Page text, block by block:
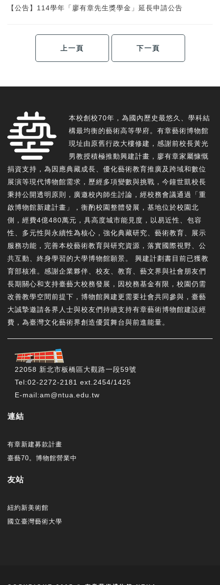
【公告】114學年「廖有章先生獎學金」延長申請公告
上一頁 下一頁
本校創校70年，為國內歷史最悠久、學科結
構最均衡的藝術高等學府。有章藝術博物館
現址由原舊行政大樓修建，感謝前校長黃光
男教授積極推動興建計畫，廖有章家屬慷慨
捐資支持，為因應典藏成長、優化藝術教育推廣及跨域和數位
展演等現代博物館需求，歷經多項變數與挑戰，今鐘世凱校長
秉持公開透明原則，廣邀校內師生討論，經校務會議通過「重
啟博物館新建計畫」，衡酌校園整體發展，基地位於校園北
側，經費4億480萬元，具高度城市能見度，以易近性、包容
性、多元性與永續性為核心，強化典藏研究、藝術教育、展示
服務功能，完善本校藝術教育與研究資源，落實國際視野、公
共互動、終身學習的大學博物館願景。 興建計劃書目前已獲教
育部核准。感謝企業夥伴、校友、教育、藝文界與社會朋友們
長期關心和支持臺藝大校務發展，因校務基金有限，校園仍需
改善教學空間前提下，博物館興建更需要社會共同參與，臺藝
大誠摯邀請各界人士與校友們持續支持有章藝術博物館建設經
費，為臺灣文化藝術界創造優質舞台與前進能量。
22058 新北市板橋區大觀路一段59號
Tel:02-2272-2181 ext.2454/1425
E-mail:am@ntua.edu.tw
連結
有章新建募款計畫
臺藝70。博物館營業中
友站
紐約新美術館
國立臺灣藝術大學